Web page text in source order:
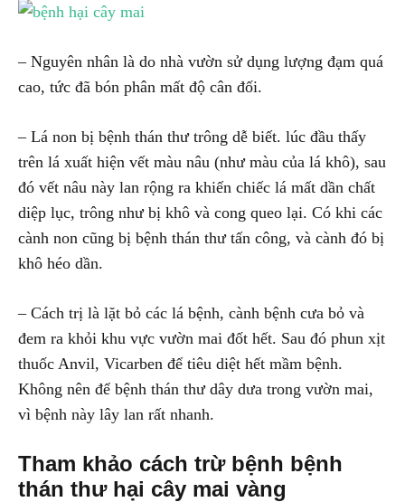
– Nguyên nhân là do nhà vườn sử dụng lượng đạm quá
cao, tức đã bón phân mất độ cân đối.
– Lá non bị bệnh thán thư trông dễ biết. lúc đầu thấy
trên lá xuất hiện vết màu nâu (như màu của lá khô), sau
đó vết nâu này lan rộng ra khiến chiếc lá mất dần chất
diệp lục, trông như bị khô và cong queo lại. Có khi các
cành non cũng bị bệnh thán thư tấn công, và cành đó bị
khô héo dần.
– Cách trị là lặt bỏ các lá bệnh, cành bệnh cưa bỏ và
đem ra khỏi khu vực vườn mai đốt hết. Sau đó phun xịt
thuốc Anvil, Vicarben để tiêu diệt hết mầm bệnh.
Không nên để bệnh thán thư dây dưa trong vườn mai,
vì bệnh này lây lan rất nhanh.
Tham khảo cách trừ bệnh bệnh
thán thư hại cây mai vàng